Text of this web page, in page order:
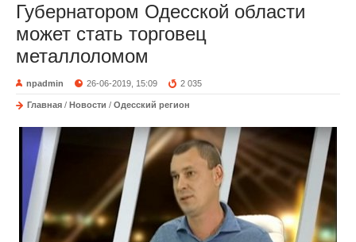
Губернатором Одесской области
может стать торговец
металлоломом
npadmin 26-06-2019, 15:09 2 035
Главная / Новости / Одесский регион